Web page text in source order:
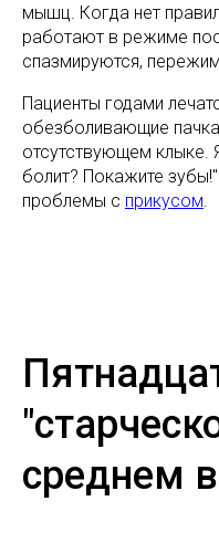
мышц. Когда нет
работают в режиме
спазмируются,
Пациенты годами
обезболивающие
отсутствующем клыке.
болит? Покажите
проблемы с прикусом
среднем